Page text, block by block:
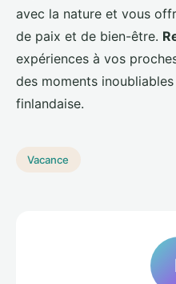
avec la nature et vous
de paix et de bien-être.
expériences à vos
des moments
finlandaise.
Vacance